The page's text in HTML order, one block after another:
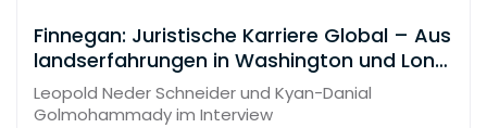
Finnegan: Juristische Karriere Global – Aus
landserfahrungen in Washington und Lond
on
Leopold Neder Schneider und Kyan-Danial
Golmohammady im Interview